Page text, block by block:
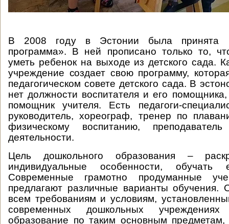
В 2008 году в Эстонии была принята
программа». В ней прописано только то,
уметь ребенок на выходе из детского сада.
учреждение создает свою программу,
педагогическом совете детского сада. В
нет должности воспитателя и его
помощник учителя. Есть педагоги-
руководитель, хореограф, тренер по
физическому воспитанию, преподаватель
деятельности.
Цель дошкольного образования –
индивидуальные особенности, обучать
Современные грамотно продуманные
предлагают различные варианты обучения.
всем требованиям и условиям,
современных дошкольных
образование по таким основным предметам,